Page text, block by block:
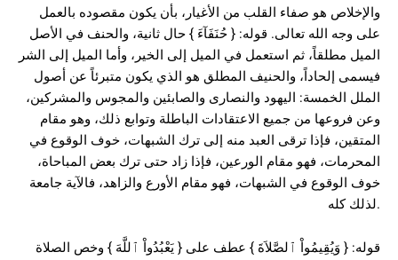
والإخلاص هو صفاء القلب من الأغيار، بأن يكون مقصوده بالعمل
على وجه الله تعالى. قوله: { حُنَفَآءَ } حال ثانية، والحنف في الأصل
الميل مطلقاً، ثم استعمل في الميل إلى الخير، وأما الميل إلى الشر
فيسمى إلحاداً، والحنيف المطلق هو الذي يكون متبرئاً عن أصول
الملل الخمسة: اليهود والنصارى والصابئين والمجوس والمشركين،
وعن فروعها من جميع الاعتقادات الباطلة وتوابع ذلك، وهو مقام
المتقين، فإذا ترقى العبد منه إلى ترك الشبهات، خوف الوقوع في
المحرمات، فهو مقام الورعين، فإذا زاد حتى ترك بعض المباحاة،
خوف الوقوع في الشبهات، فهو مقام الأورع والزاهد، فالآية جامعة
لذلك كله.
قوله: { وَيُقِيمُواْ ٱلصَّلاَةَ } عطف على { يَعْبُدُواْ ٱللَّهَ } وخص الصلاة